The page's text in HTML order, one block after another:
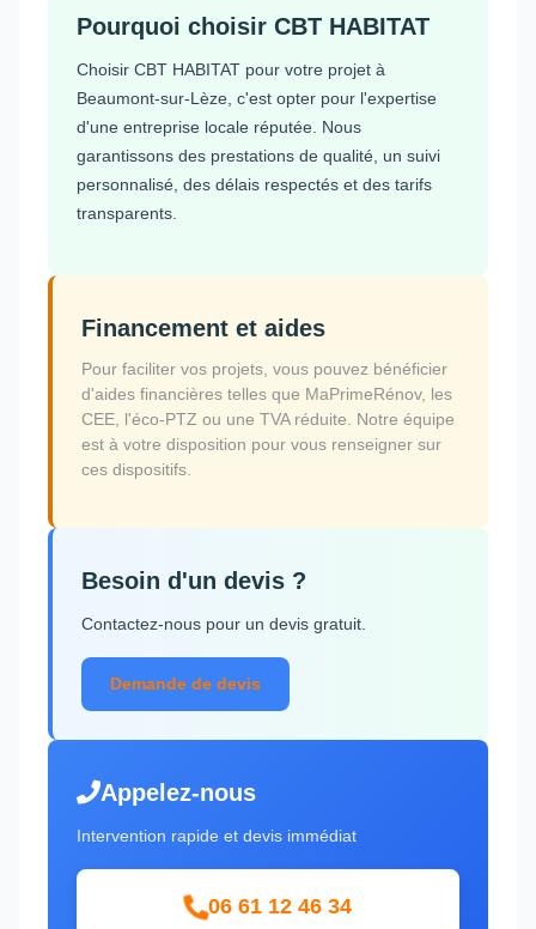
Pourquoi choisir CBT HABITAT
Choisir CBT HABITAT pour votre projet à
Beaumont-sur-Lèze, c'est opter pour l'expertise
d'une entreprise locale réputée. Nous
garantissons des prestations de qualité, un suivi
personnalisé, des délais respectés et des tarifs
transparents.
Financement et aides
Pour faciliter vos projets, vous pouvez bénéficier
d'aides financières telles que MaPrimeRénov, les
CEE, l'éco-PTZ ou une TVA réduite. Notre équipe
est à votre disposition pour vous renseigner sur
ces dispositifs.
Besoin d'un devis ?
Contactez-nous pour un devis gratuit.
Demande de devis
Appelez-nous
Intervention rapide et devis immédiat
06 61 12 46 34